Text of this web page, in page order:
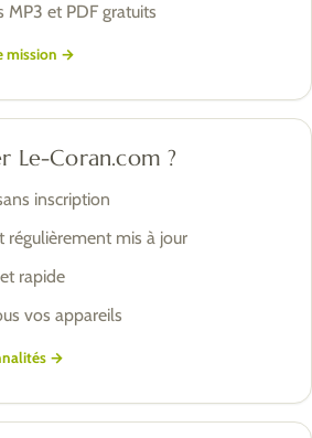
MP3 et PDF gratuits
mission →
Le-Coran.com ?
inscription
régulièrement mis à jour
rapide
vos appareils
→